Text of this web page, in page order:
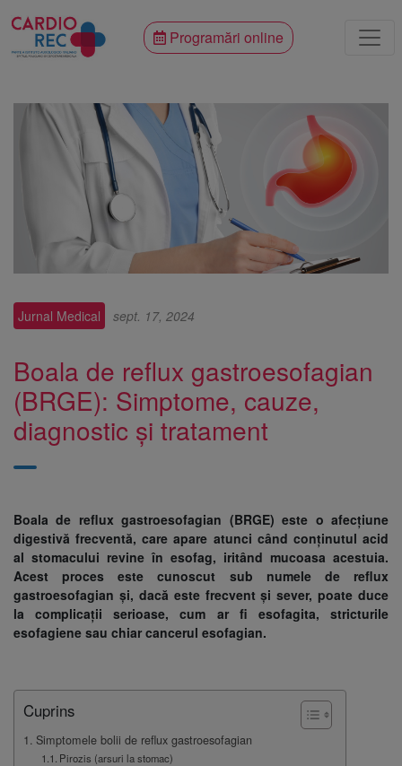
Programări online
Jurnal Medical sept. 17, 2024
Boala de reflux gastroesofagian
(BRGE): Simptome, cauze,
diagnostic și tratament
Boala de reflux gastroesofagian (BRGE) este o afecțiune
digestivă frecventă, care apare atunci când conținutul acid
al stomacului revine în esofag, iritând mucoasa acestuia.
Acest proces este cunoscut sub numele de reflux
gastroesofagian și, dacă este frecvent și sever, poate duce
la complicații serioase, cum ar fi esofagita, stricturile
esofagiene sau chiar cancerul esofagian.
Cuprins
Simptomele bolii de reflux gastroesofagian
Pirozis (arsuri la stomac)